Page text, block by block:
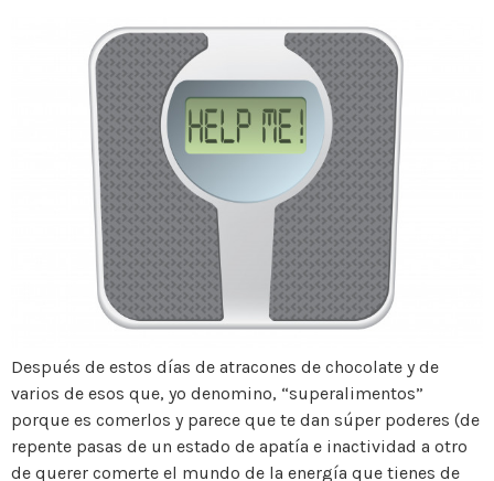
Después de estos días de atracones de chocolate y de
varios de esos que, yo denomino, “superalimentos”
porque es comerlos y parece que te dan súper poderes (de
repente pasas de un estado de apatía e inactividad a otro
de querer comerte el mundo de la energía que tienes de